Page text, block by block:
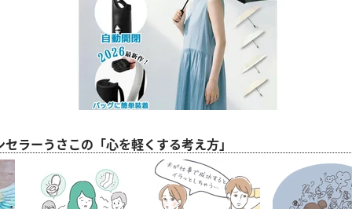
ラーうさこの「心を軽くする考え方」